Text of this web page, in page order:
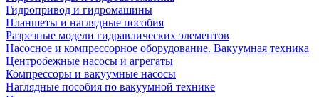
Гидропривод и гидромашины
Планшеты и наглядные пособия
Разрезные модели гидравлических элементов
Насосное и компрессорное оборудование. Вакуумная техника
Центробежные насосы и агрегаты
Компрессоры и вакуумные насосы
Наглядные пособия по вакуумной технике